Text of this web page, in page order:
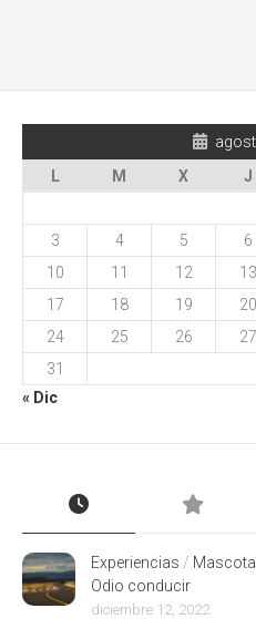
L
M X J
3
4 5 6
10
11 12 13
17
18 19 20
24
25 26 27
31
« Dic
Experiencias /
Odio conducir
diciembre 12, 2022